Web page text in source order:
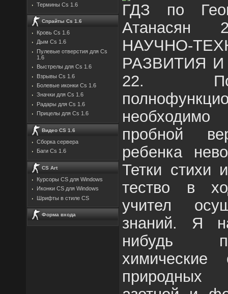
Термины Cs 1.6
Спрайты Cs 1.6
Кровь Cs 1.6
Дым Cs 1.6
Пулевые отверстия для Cs
1.6
Выстрелы для Cs 1.6
Взрывы Cs 1.6
Болевые иконки Cs 1.6
Значки для Cs 1.6
Радары для Cs 1.6
Прицелы для Cs 1.6
Видео CS 1.6
Сборка сервера
Баги Cs 1.6
CS Art
Курсоры CS для Windows
Иконки CS для Windows
Шрифты в стиле CS
Форма входа
ГДЗ по
Атанасян
НАУЧНО-
РАЗВИТИЯ
22.
необходимо
пробной
ребенка
Тетки стихи
тество в
учител
знаний. Я
нибудь
химические
природных